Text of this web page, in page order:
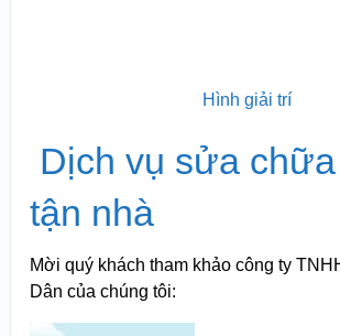
Hình giải trí
Dịch vụ sửa
tận nhà
Mời quý khách tham khảo công ty
Dân của chúng tôi: